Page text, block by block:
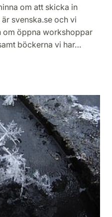
om att skicka in
svenska.se och vi
om öppna workshoppar
böckerna vi har…